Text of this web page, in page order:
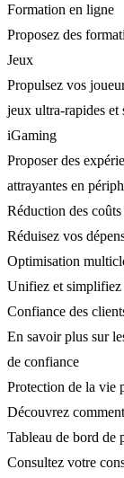
Formation en ligne
Proposez des
Jeux
Propulsez vos
jeux ultra-rapides et
iGaming
Proposer des
attrayantes en
Réduction des
Réduisez vos
Optimisation
Unifiez et simplifiez
Confiance des
En savoir plus sur
de confiance
Protection de la vie
Découvrez
Tableau de bord de
Consultez votre